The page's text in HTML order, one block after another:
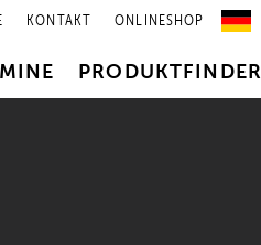
KONTAKT ONLINESHOP
PRODUKTFINDER